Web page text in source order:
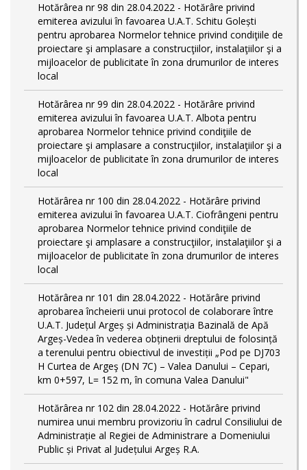
Hotărârea nr 98 din 28.04.2022 - Hotărâre privind
emiterea avizului în favoarea U.A.T. Schitu Golești
pentru aprobarea Normelor tehnice privind condiţiile de
proiectare şi amplasare a construcţiilor, instalaţiilor şi a
mijloacelor de publicitate în zona drumurilor de interes
local
Hotărârea nr 99 din 28.04.2022 - Hotărâre privind
emiterea avizului în favoarea U.A.T. Albota pentru
aprobarea Normelor tehnice privind condiţiile de
proiectare şi amplasare a construcţiilor, instalaţiilor şi a
mijloacelor de publicitate în zona drumurilor de interes
local
Hotărârea nr 100 din 28.04.2022 - Hotărâre privind
emiterea avizului în favoarea U.A.T. Ciofrângeni pentru
aprobarea Normelor tehnice privind condiţiile de
proiectare şi amplasare a construcţiilor, instalaţiilor şi a
mijloacelor de publicitate în zona drumurilor de interes
local
Hotărârea nr 101 din 28.04.2022 - Hotărâre privind
aprobarea încheierii unui protocol de colaborare între
U.A.T. Județul Argeș și Administrația Bazinală de Apă
Argeș-Vedea în vederea obținerii dreptului de folosință
a terenului pentru obiectivul de investiții „Pod pe DJ703
H Curtea de Argeş (DN 7C) – Valea Danului – Cepari,
km 0+597, L= 152 m, în comuna Valea Danului"
Hotărârea nr 102 din 28.04.2022 - Hotărâre privind
numirea unui membru provizoriu în cadrul Consiliului de
Administrație al Regiei de Administrare a Domeniului
Public și Privat al Județului Argeș R.A.